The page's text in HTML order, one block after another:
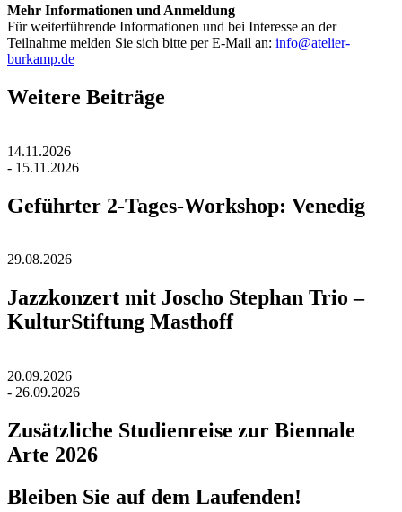
Mehr Informationen und Anmeldung
Für weiterführende Informationen und bei Interesse an der
Teilnahme melden Sie sich bitte per E-Mail an: info@atelier-
burkamp.de
Weitere Beiträge
14.11.2026
- 15.11.2026
Geführter 2-Tages-Workshop: Venedig
29.08.2026
Jazzkonzert mit Joscho Stephan Trio –
KulturStiftung Masthoff
20.09.2026
- 26.09.2026
Zusätzliche Studienreise zur Biennale
Arte 2026
Bleiben Sie auf dem Laufenden!